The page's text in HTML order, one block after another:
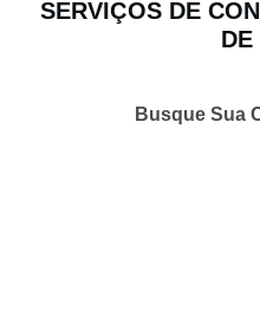
SERVIÇOS DE
DE
Busque Sua